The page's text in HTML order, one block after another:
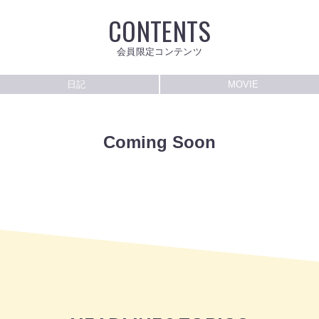
CONTENTS
会員限定コンテンツ
日記 MOVIE
Coming Soon